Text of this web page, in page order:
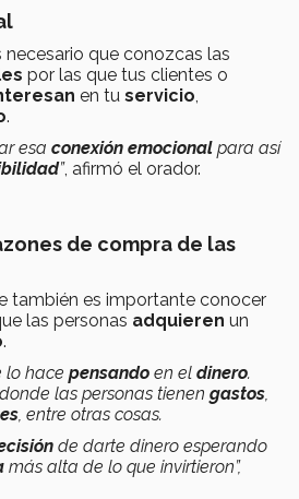
necesario que conozcas las
por las que tus clientes o
en tu servicio
.
esa conexión emocional para así
”, afirmó el orador.
de compra de las
también es importante conocer
las personas adquieren un
.
lo hace pensando en el dinero.
las personas tienen gastos
, entre otras cosas.
de darte dinero esperando
más alta de lo que invirtieron”,